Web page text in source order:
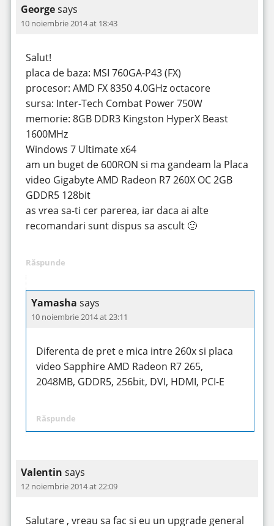
Georgesays
10 noiembrie 2014 at 18:43
Salut!
placa de baza: MSI 760GA-P43 (FX)
procesor: AMD FX 8350 4.0GHz octacore
sursa: Inter-Tech Combat Power 750W
memorie: 8GB DDR3 Kingston HyperX Beast
1600MHz
Windows 7 Ultimate x64
am un buget de 600RON si ma gandeam la Placa
video Gigabyte AMD Radeon R7 260X OC 2GB
GDDR5 128bit
as vrea sa-ti cer parerea, iar daca ai alte
recomandari sunt dispus sa ascult 🙂
Răspunde
Yamasha says
10 noiembrie 2014 at 23:11
Diferenta de pret e mica intre 260x si placa
video Sapphire AMD Radeon R7 265,
2048MB, GDDR5, 256bit, DVI, HDMI, PCI-E
Răspunde
Valentin says
12 noiembrie 2014 at 22:09
Salutare , vreau sa fac si eu un upgrade general